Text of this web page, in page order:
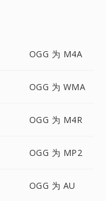
OGG 为 M4A
OGG 为 WMA
OGG 为 M4R
OGG 为 MP2
OGG 为 AU